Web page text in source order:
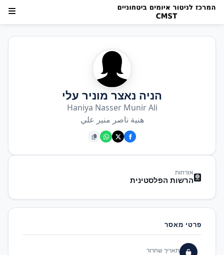
הניה נאצר מוניר עלי
Haniya Nasser Munir Ali
هنية ناصر منير علي
אזרחות
הרשות הפלסטינית
פרטי מאסר
תאריך שחרור